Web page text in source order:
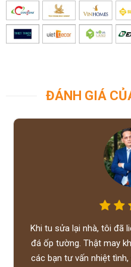
ĐÁNH GIÁ
Khi tu sửa lại nhà, tôi đã
đá ốp tường. Thật may
các bạn tư vấn nhiệt